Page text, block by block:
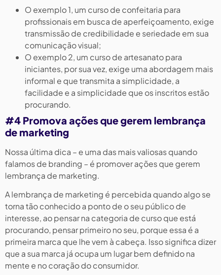
O exemplo 1, um curso de confeitaria para
profissionais em busca de aperfeiçoamento, exige
transmissão de credibilidade e seriedade em sua
comunicação visual;
O exemplo 2, um curso de artesanato para
iniciantes, por sua vez, exige uma abordagem mais
informal e que transmita a simplicidade, a
facilidade e a simplicidade que os inscritos estão
procurando.
#4 Promova ações que gerem lembrança
de marketing
Nossa última dica – e uma das mais valiosas quando
falamos de branding – é promover ações que gerem
lembrança de marketing.
A lembrança de marketing é percebida quando algo se
torna tão conhecido a ponto de o seu público de
interesse, ao pensar na categoria de curso que está
procurando, pensar primeiro no seu, porque essa é a
primeira marca que lhe vem à cabeça. Isso significa dizer
que a sua marca já ocupa um lugar bem definido na
mente e no coração do consumidor.